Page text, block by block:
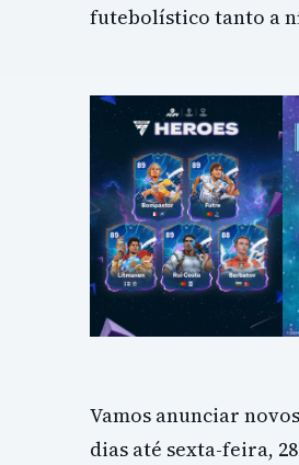
futebolístico tanto a
Vamos anunciar
dias até sexta-feira,